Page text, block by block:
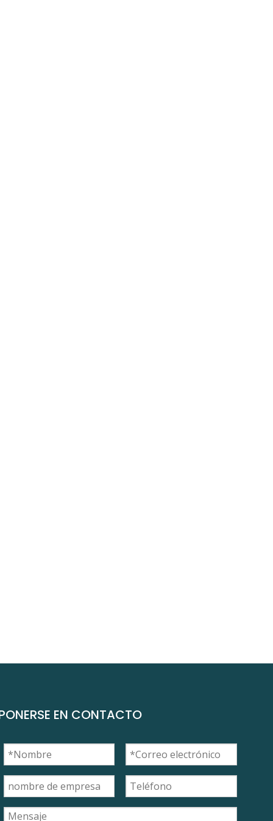
EN CONTACTO